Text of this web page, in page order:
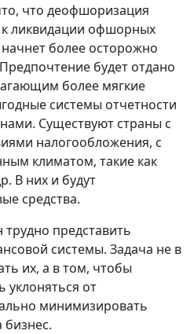
что деофшоризация
ликвидации офшорных
более осторожно
будет отдано
более мягкие
системы отчетности
Существуют страны с
налогообложения, с
климатом, такие как
В них и будут
средства.
представить
системы. Задача не в
их, а в том, чтобы
уклоняться от
минимизировать
бизнес.